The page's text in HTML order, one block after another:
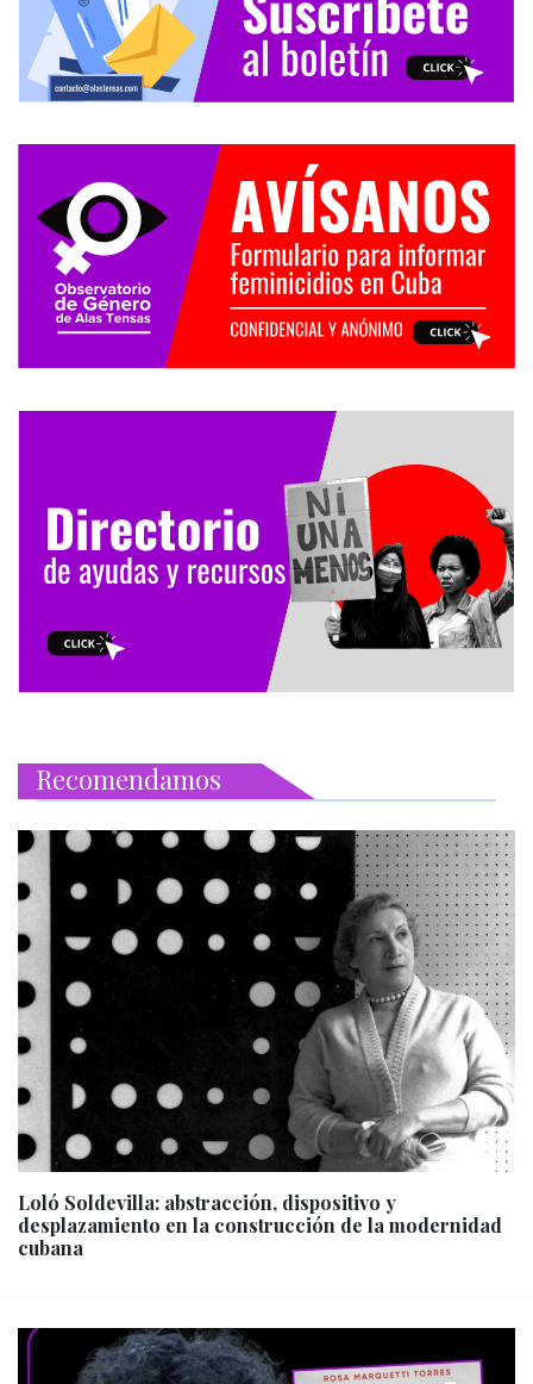
Recomendamos
Loló Soldevilla: abstracción, dispositivo y
desplazamiento en la construcción de la modernidad
cubana